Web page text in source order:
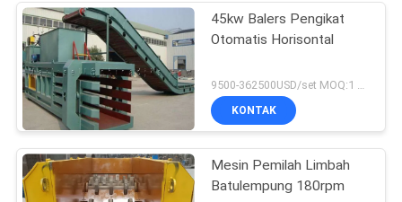
45kw Balers Pengikat
Otomatis Horisontal
9500-362500USD/set MOQ:1 set
KONTAK
Mesin Pemilah Limbah
Batulempung 180rpm